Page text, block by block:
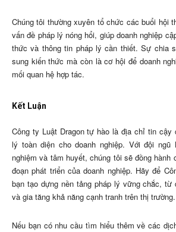
Chúng tôi thường xuyên tổ chức các buổi hội
vấn đề pháp lý nóng hổi, giúp doanh nghiệp
thức và thông tin pháp lý cần thiết. Sự chia
sung kiến thức mà còn là cơ hội để doanh
mối quan hệ hợp tác.
Kết Luận
Công ty Luật Dragon tự hào là địa chỉ tin cậy
lý toàn diện cho doanh nghiệp. Với đội
nghiệm và tâm huyết, chúng tôi sẽ đồng hành
đoạn phát triển của doanh nghiệp. Hãy để
bạn tạo dựng nền tảng pháp lý vững chắc, từ
và gia tăng khả năng cạnh tranh trên thị trường.
Nếu bạn có nhu cầu tìm hiểu thêm về các